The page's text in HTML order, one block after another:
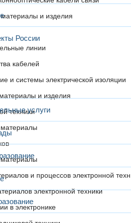
России
услуги
и изделия
линии
кабелей
и системы электрической изоляции
и изделия
техники
материалы
материалы
и процессов электронной
электронной техники
в электронике